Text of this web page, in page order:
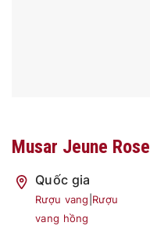
Musar Jeune Rose
Quốc gia
Rượu vang Rượu
vang hồng